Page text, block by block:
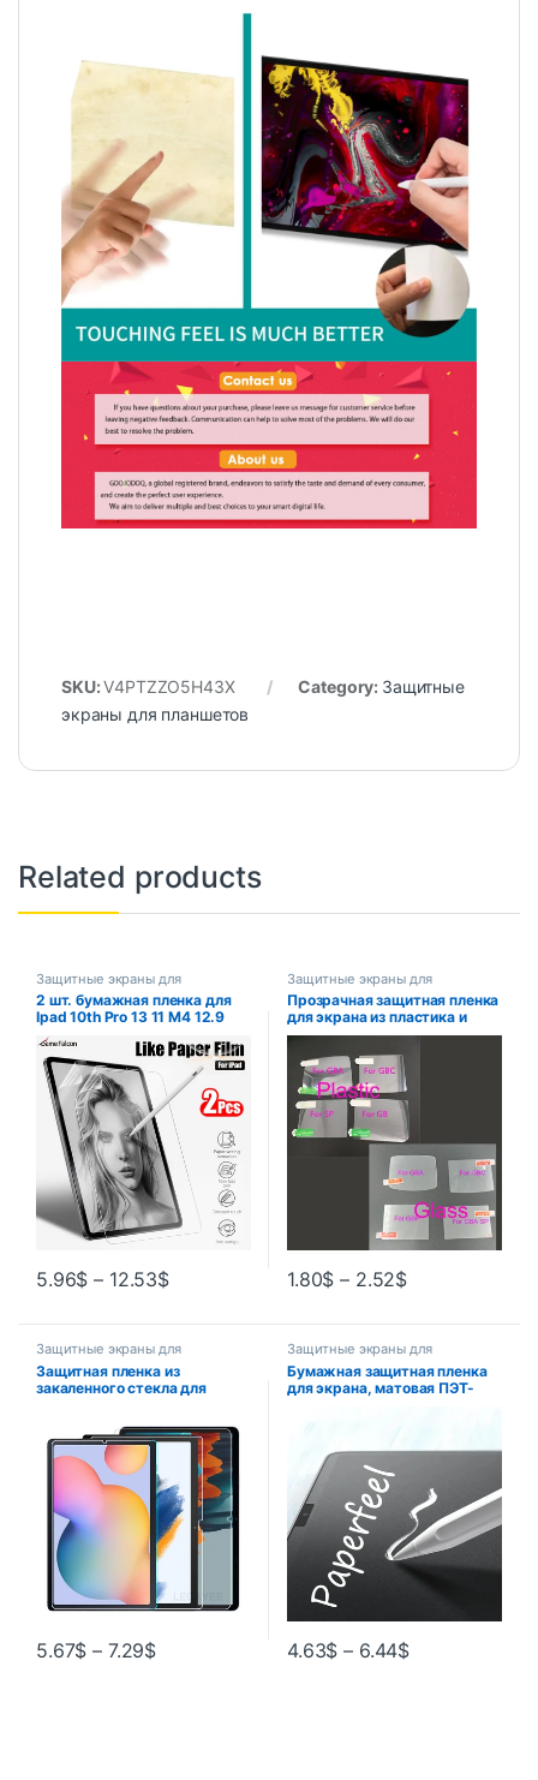
SKU:V4PTZZO5H43X Category: Защитные
экраны для планшетов
Related products
Защитные экраны для
планшетов
2 шт. бумажная пленка для
Ipad 10th Pro 13 11 M4 12.9
2024 Защитная пленка для
экрана для Ipad Air 5 4 3 2 1
Mini 6 7th 8th 9th Generation
5.96$ – 12.53$
Защитные экраны для
планшетов
Прозрачная защитная пленка
для экрана из пластика и
стекла для GB GBA GBC GBA
1.80$ – 2.52$
Защитные экраны для
планшетов
Защитная пленка из
закаленного стекла для
S6 lite S5E Tab A8 A7 A 8.0
8.7 10.1 10.4 10.5 11 2021
2022 2023
5.67$ – 7.29$
Защитные экраны для
планшетов
Бумажная защитная пленка
для экрана, матовая ПЭТ-
12,9 дюймов Air 3 4 5 7 8 9
10-го поколения 9,7 10,2 10,9
4.63$ – 6.44$